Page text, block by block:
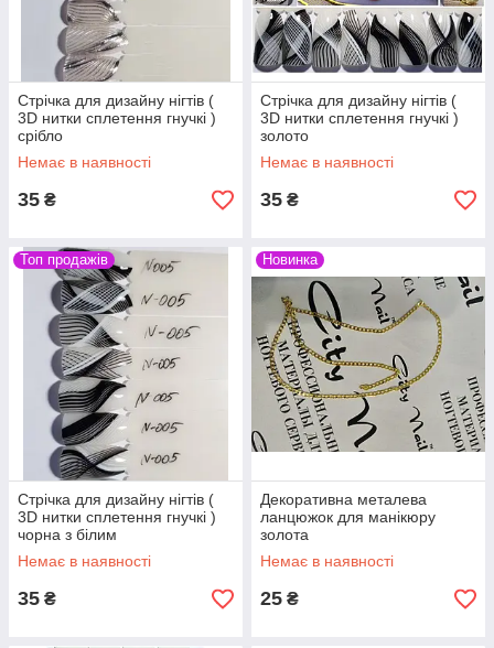
Стрічка для дизайну нігтів (
3D нитки сплетення гнучкі )
срібло
Немає в наявності
35 ₴
Стрічка для дизайну нігтів (
3D нитки сплетення гнучкі )
золото
Немає в наявності
35 ₴
Топ продажів
Стрічка для дизайну нігтів (
3D нитки сплетення гнучкі )
чорна з білим
Немає в наявності
35 ₴
Новинка
Декоративна металева
ланцюжок для манікюру
золота
Немає в наявності
25 ₴